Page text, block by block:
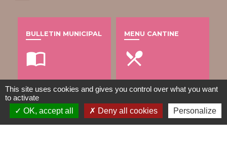
BULLETIN MUNICIPAL
import_contacts
MENU CANTINE
local_dining
TRAVAUX EN COURS
build
VOS DÉMARCHES
account_balance
This site uses cookies and gives you control over what you want
to activate
OK, accept all
Deny all cookies Personalize